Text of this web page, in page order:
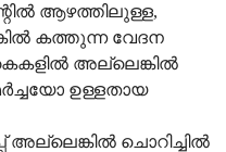
ആഴത്തിലുള്ള,
കത്തുന്ന വേദന
അല്ലെങ്കില്‍
ഉള്ളതായ
അല്ലെങ്കില്‍ ചൊറിച്ചില്‍